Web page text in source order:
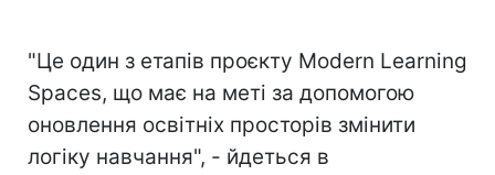
"Це один з етапів проєкту Modern Learning
Spaces, що має на меті за допомогою
оновлення освітніх просторів змінити
логіку навчання", - йдеться в